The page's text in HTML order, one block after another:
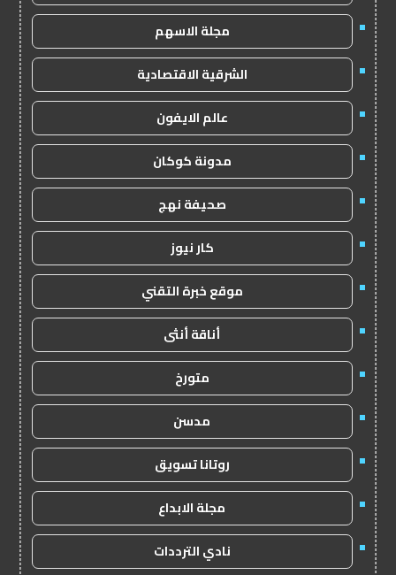
مجلة الاسهم
الشرقية الاقتصادية
عالم الايفون
مدونة كوكان
صحيفة نهج
كار نيوز
موقع خبرة التقني
أناقة أنثى
متورخ
مدسن
روتانا تسويق
مجلة الابداع
نادي الترددات